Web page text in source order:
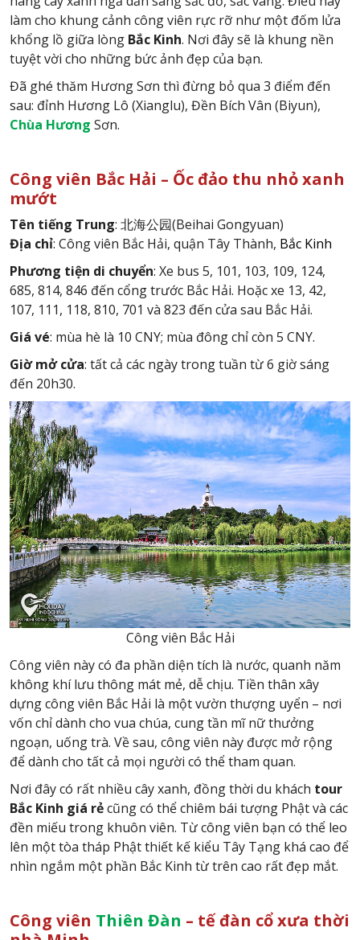
làm cho khung cảnh công viên rực rỡ như một đốm lửa
khổng lồ giữa lòng Bắc Kinh. Nơi đây sẽ là khung nền
tuyệt vời cho những bức ảnh đẹp của bạn.
Đã ghé thăm Hương Sơn thì đừng bỏ qua 3 điểm đến
sau: đỉnh Hương Lô (Xianglu), Đền Bích Vân (Biyun),
Chùa Hương Sơn.
Công viên Bắc Hải – Ốc đảo thu nhỏ xanh
mướt
Tên tiếng Trung: 北海公园(Beihai Gongyuan)
Địa chỉ: Công viên Bắc Hải, quận Tây Thành, Bắc Kinh
Phương tiện di chuyển: Xe bus 5, 101, 103, 109, 124,
685, 814, 846 đến cổng trước Bắc Hải. Hoặc xe 13, 42,
107, 111, 118, 810, 701 và 823 đến cửa sau Bắc Hải.
Giá vé: mùa hè là 10 CNY; mùa đông chỉ còn 5 CNY.
Giờ mở cửa: tất cả các ngày trong tuần từ 6 giờ sáng
đến 20h30.
Công viên Bắc Hải
Công viên này có đa phần diện tích là nước, quanh năm
không khí lưu thông mát mẻ, dễ chịu. Tiền thân xây
dựng công viên Bắc Hải là một vườn thượng uyển – nơi
vốn chỉ dành cho vua chúa, cung tần mĩ nữ thưởng
ngoạn, uống trà. Về sau, công viên này được mở rộng
để dành cho tất cả mọi người có thể tham quan.
Nơi đây có rất nhiều cây xanh, đồng thời du khách tour
Bắc Kinh giá rẻcũng có thể chiêm bái tượng Phật và các
đền miếu trong khuôn viên. Từ công viên bạn có thể leo
lên một tòa tháp Phật thiết kế kiểu Tây Tạng khá cao để
nhìn ngắm một phần Bắc Kinh từ trên cao rất đẹp mắt.
Công viên Thiên Đàn – tế đàn cổ xưa thời